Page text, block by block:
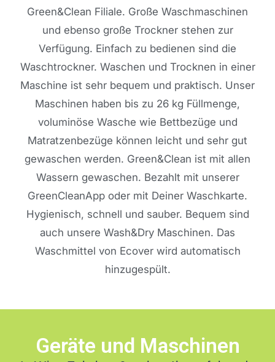
Green&Clean Filiale. Große Waschmaschinen
und ebenso große Trockner stehen zur
Verfügung. Einfach zu bedienen sind die
Waschtrockner. Waschen und Trocknen in einer
Maschine ist sehr bequem und praktisch. Unser
Maschinen haben bis zu 26 kg Füllmenge,
voluminöse Wasche wie Bettbezüge und
Matratzenbezüge können leicht und sehr gut
gewaschen werden. Green&Clean ist mit allen
Wassern gewaschen. Bezahlt mit unserer
GreenCleanApp oder mit Deiner Waschkarte.
Hygienisch, schnell und sauber. Bequem sind
auch unsere Wash&Dry Maschinen. Das
Waschmittel von Ecover wird automatisch
hinzugespült.
Geräte und Maschinen